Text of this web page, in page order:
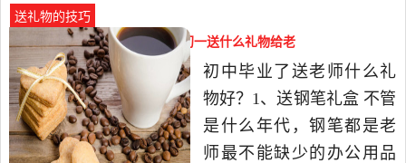
说说，有问题我随时乐意
帮助】初中生送什么礼物
好1 .创意照片马克杯 同学
之间送
送礼物的技巧
初中生送教师节什么礼物好（初一送什么礼物给老
师）
初中毕业了送老师什么礼
物好？1、送钢笔礼盒 不管
是什么年代，钢笔都是老
师最不能缺少的办公用品